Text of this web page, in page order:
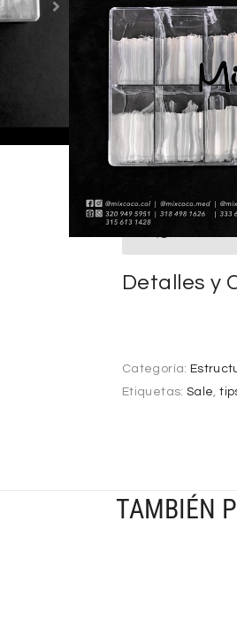
Detalles y
Categoría:
Etiquetas: Sale,
TAMBIÉN